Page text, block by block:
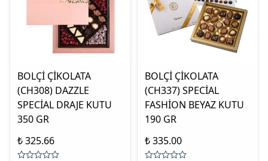
BOLÇİ ÇİKOLATA
(CH308) DAZZLE
SPECİAL DRAJE KUTU
350 GR
₺ 325.66
BOLÇİ ÇİKOLATA
(CH337) SPECİAL
FASHİON BEYAZ KUTU
190 GR
₺ 335.00